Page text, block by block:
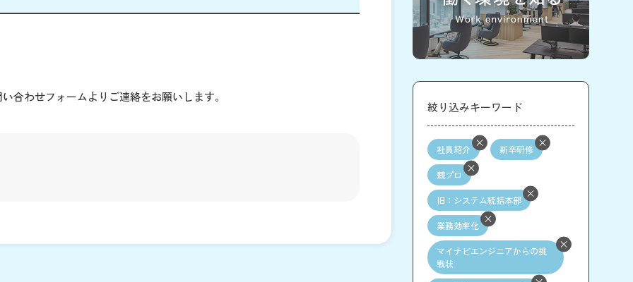
合わせフォームよりご連絡をお願いします。
絞り込みキーワード
社員紹介 新卒研修
競プロ
旧：システム統括本部
業務効率化
マイナビエンジニアからの挑
戦状